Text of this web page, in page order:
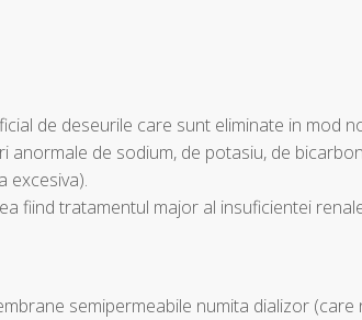
de deseurile care sunt eliminate in mod
de sodium, de potasiu, de
excesiva).
fiind tratamentul major al insuficientei
semipermeabile numita dializor